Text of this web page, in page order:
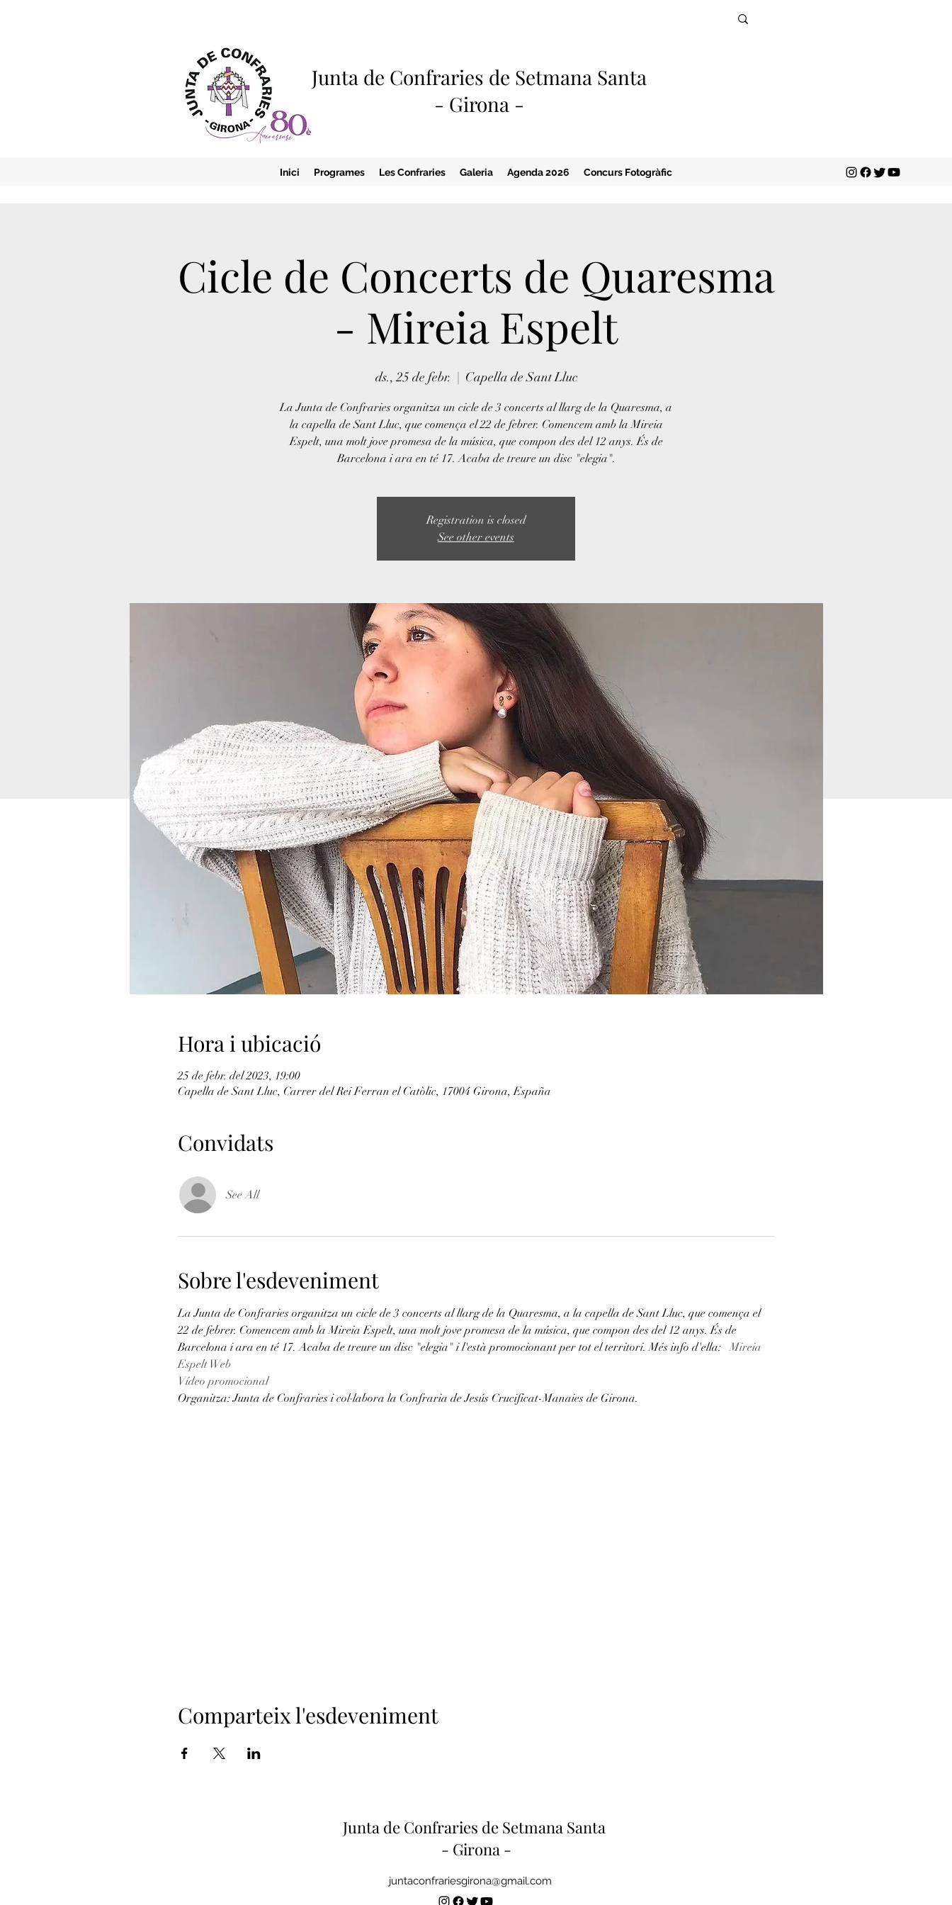
Junta de Confraries de Setmana Santa
- Girona -
Inici Programes Les Confraries Galeria Agenda 2026 Concurs Fotogràfic
Cicle de Concerts de Quaresma
- Mireia Espelt
ds., 25 de febr. Capella de Sant Lluc
La Junta de Confraries organitza un cicle de 3 concerts al llarg de la Quaresma, a
la capella de Sant Lluc, que comença el 22 de febrer. Comencem amb la Mireia
Espelt, una molt jove promesa de la música, que compon des del 12 anys. És de
Barcelona i ara en té 17. Acaba de treure un disc "elegia".
Registration is closed
See other events
Hora i ubicació
25 de febr. del 2023, 19:00
Capella de Sant Lluc, Carrer del Rei Ferran el Catòlic, 17004 Girona, España
Convidats
See All
Sobre l'esdeveniment
La Junta de Confraries organitza un cicle de 3 concerts al llarg de la Quaresma, a la capella de Sant Lluc, que comença el
22 de febrer. Comencem amb la Mireia Espelt, una molt jove promesa de la música, que compon des del 12 anys. És de
Barcelona i ara en té 17. Acaba de treure un disc "elegia" i l'està promocionant per tot el territori. Més info d'ella: Mireia
Espelt Web
Vídeo promocional
Organitza: Junta de Confraries i col·labora la Confraria de Jesús Crucificat-Manaies de Girona.
Comparteix l'esdeveniment
Junta de Confraries de Setmana Santa
- Girona -
juntaconfrariesgirona@gmail.com